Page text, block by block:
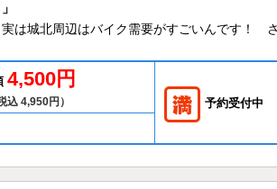
は城北周辺はバイク需要がすごいんです！ さ
4,500円
込 4,950円） 予約受付中